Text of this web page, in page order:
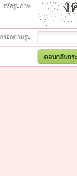
รหัสรูปภาพ
กรอกตามรูป